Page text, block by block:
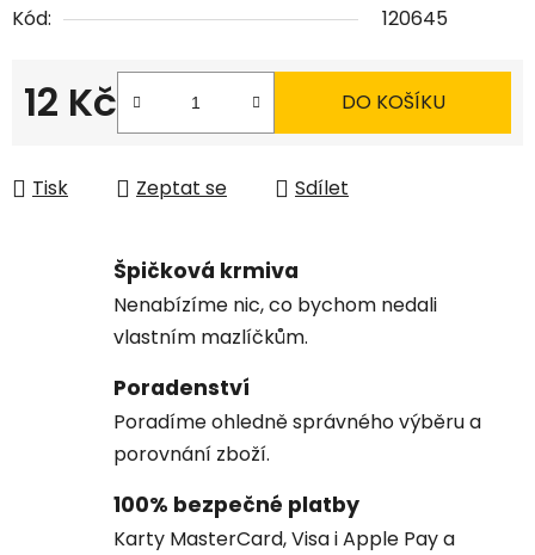
Kód:
120645
12 Kč
Měrná cena:
DO KOŠÍKU
Tisk Zeptat se Sdílet
Špičková krmiva
Nenabízíme nic, co bychom nedali
vlastním mazlíčkům.
Poradenství
Poradíme ohledně správného výběru a
porovnání zboží.
100% bezpečné platby
Karty MasterCard, Visa i Apple Pay a